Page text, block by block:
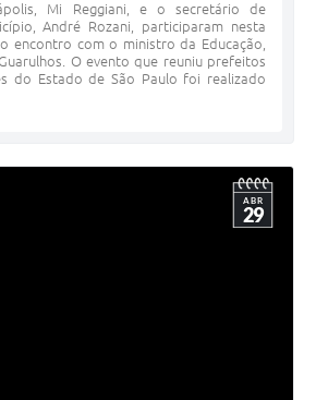
Mi Reggiani, e o secretário de
André Rozani, participaram nesta
encontro com o ministro da Educação,
O evento que reuniu prefeitos
do Estado de São Paulo foi realizado
ABR
29